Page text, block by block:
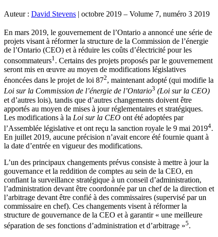
Auteur : David Stevens octobre 2019 – Volume 7, numéro 3 2019
En mars 2019, le gouvernement de l’Ontario a annoncé une série de
projets visant à réformer la structure de la Commission de l’énergie
de l’Ontario (CEO) et à réduire les coûts d’électricité pour les
consommateurs1 . Certains des projets proposés par le gouvernement
seront mis en œuvre au moyen de modifications législatives
énoncées dans le projet de loi 872, maintenant adopté (qui modifie la
Loi sur la Commission de l’énergie de l’Ontario3 (Loi sur la CEO)
et d’autres lois), tandis que d’autres changements doivent être
apportés au moyen de mises à jour réglementaires et stratégiques.
Les modifications à la Loi sur la CEO ont été adoptées par
l’Assemblée législative et ont reçu la sanction royale le 9 mai 20194.
En juillet 2019, aucune précision n’avait encore été fournie quant à
la date d’entrée en vigueur des modifications.
L’un des principaux changements prévus consiste à mettre à jour la
gouvernance et la reddition de comptes au sein de la CEO, en
confiant la surveillance stratégique à un conseil d’administration,
l’administration devant être coordonnée par un chef de la direction et
l’arbitrage devant être confié à des commissaires (supervisé par un
commissaire en chef). Ces changements visent à réformer la
structure de gouvernance de la CEO et à garantir « une meilleure
séparation de ses fonctions d’administration et d’arbitrage »5.